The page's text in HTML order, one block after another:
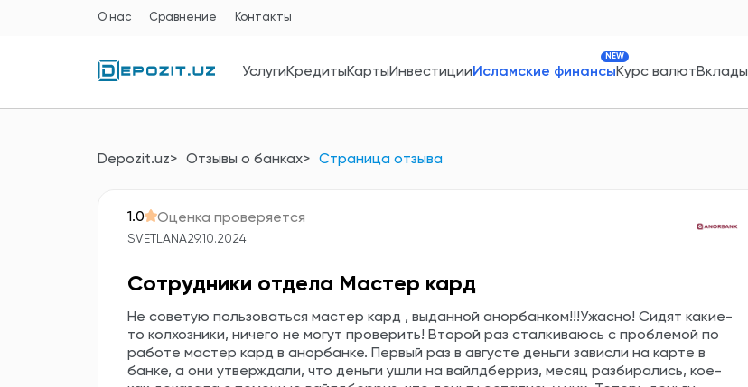
О нас Сравнение Контакты
УслугиКредитыКартыИнвестицииИсламские финансы
NEW
Курс валютВклады
Depozit.uz Отзывы о банках Страница отзыва
1.0 Оценка проверяется
SVETLANA29.10.2024
Сотрудники отдела Мастер кард
Не советую пользоваться мастер кард , выданной анорбанком!!!Ужасно! Сидят какие-
то колхозники, ничего не могут проверить! Второй раз сталкиваюсь с проблемой по
работе мастер кард в анорбанке. Первый раз в августе деньги зависли на карте в
банке, а они утверждали, что деньги ушли на вайлдберриз, месяц разбирались, кое-